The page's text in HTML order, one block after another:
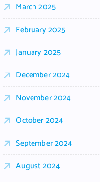
March 2025
February 2025
January 2025
December 2024
November 2024
October 2024
September 2024
August 2024